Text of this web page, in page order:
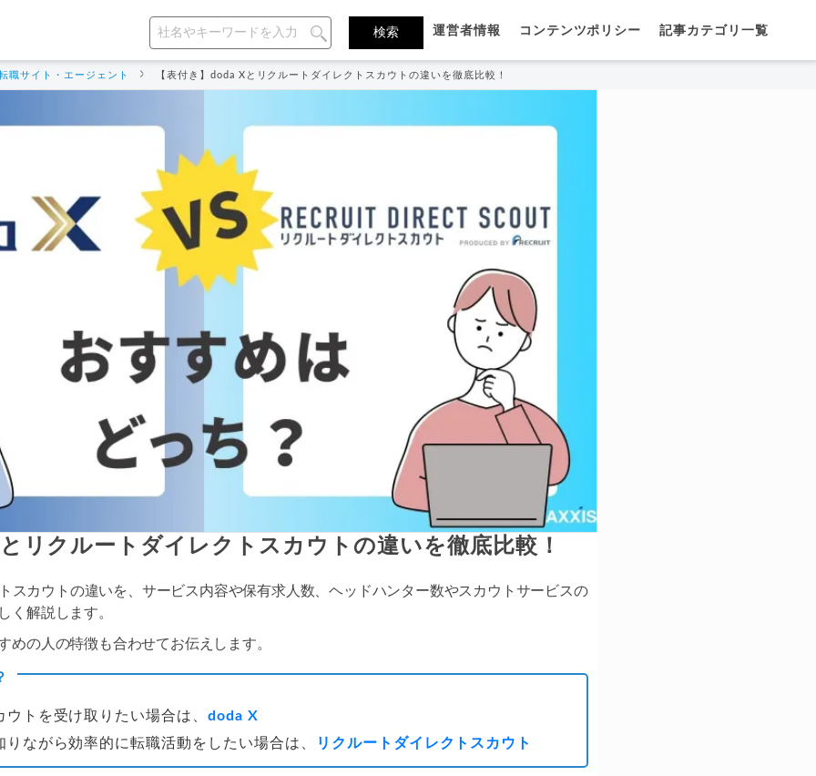
運営者情報 コンテンツポリシー 記事カテゴリ一覧
職サイト・エージェント 【表付き】doda Xとリクルートダイレクトスカウトの違いを徹底比較！
リクルートダイレクトスカウトの違いを徹底比較！
スカウトの違いを、サービス内容や保有求人数、ヘッドハンター数やスカウトサービスの
く解説します。
めの人の特徴も合わせてお伝えします。
ウトを受け取りたい場合は、doda X
ながら効率的に転職活動をしたい場合は、
リクルートダイレクトスカウト